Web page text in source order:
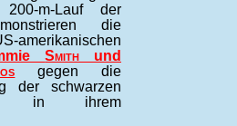
200-m-Lauf der
die
Smith und
gegen die
der schwarzen
in ihrem